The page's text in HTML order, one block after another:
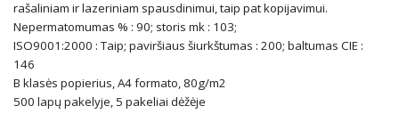
rašaliniam ir lazeriniam spausdinimui, taip pat kopijavimui.
Nepermatomumas % : 90; storis mk : 103;
ISO9001:2000 : Taip; paviršiaus šiurkštumas : 200; baltumas CIE :
146
B klasės popierius, A4 formato, 80g/m2
500 lapų pakelyje, 5 pakeliai dėžėje